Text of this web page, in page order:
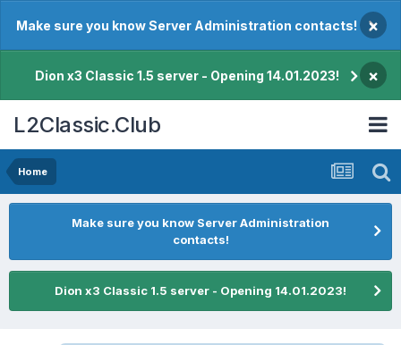
Make sure you know Server Administration contacts! ×
Dion x3 Classic 1.5 server - Opening 14.01.2023! ×
L2Classic.Club
Home
Make sure you know Server Administration
contacts!
Dion x3 Classic 1.5 server - Opening 14.01.2023!